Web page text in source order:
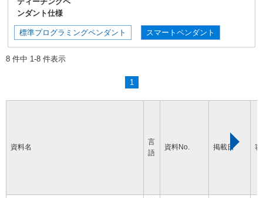
ンダント仕様
標準プログラミングペンダント スマートペンダント
8 件中 1-8 件表示
1
資料名
言
語
資料No. 掲載日